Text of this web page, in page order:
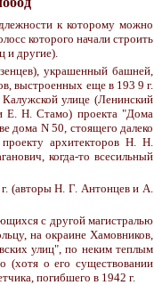
к которому можно
которого начали строить
и другие).
украшенный башней,
выстроенных еще в 193 9 г.
улице (Ленинский
Е. Н. Стамо) проекта "Дома
дома N 50, стоящего далеко
архитекторов Н. Н.
когда-то всесильный
(авторы Н. Г. Антонцев и А.
с другой магистралью
на окраине Хамовников,
улиц", по неким теплым
(хотя о его существовании
погибшего в 1942 г.